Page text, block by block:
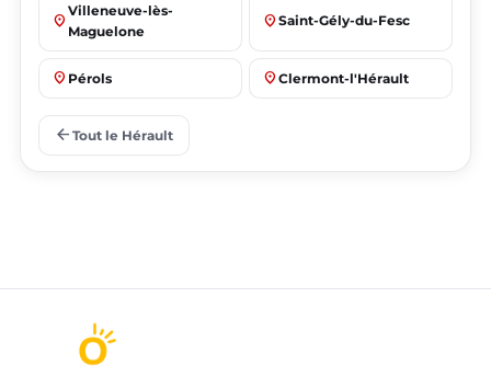
place
Villeneuve-lès-
Maguelone
place Saint-Gély-du-Fesc
place Pérols place Clermont-l'Hérault
place
arrow_back Tout le Hérault